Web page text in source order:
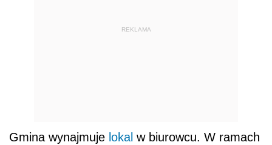
REKLAMA
Gmina wynajmuje lokal w biurowcu. W ramach